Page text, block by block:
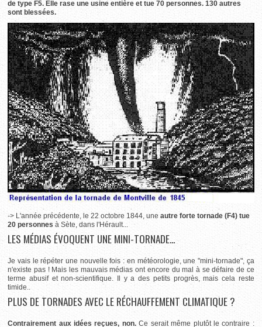
de type F5. Elle rase une usine entière et tue 70 personnes. 130 autres
sont blessées.
-> L'année précédente, le 22 octobre 1844, une autre forte tornade (F4) tue
20 personnes à Sète, dans l'Hérault...
LES MÉDIAS ÉVOQUENT UNE MINI-TORNADE...
Je vais le répéter une nouvelle fois : en météorologie, une "mini-tornade", ça
n'existe pas ! Mais les mauvais médias ont encore du mal à se défaire de ce
terme abusif et non-scientifique. Il y a des petits progrès, mais cela reste
timide..
PLUS DE TORNADES AVEC LE RÉCHAUFFEMENT CLIMATIQUE ?
Contrairement aux idées reçues, non. Ce serait même plutôt le contraire :